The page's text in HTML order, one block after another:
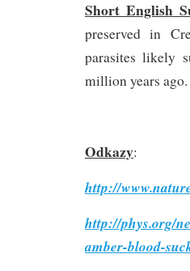
Short English
preserved in
parasites likely
million years ago.
Odkazy:
http://
http://phys.org/
amber-blood-